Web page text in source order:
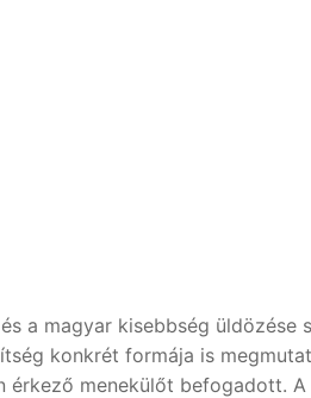
a magyar kisebbség
konkrét formája is
érkező menekülőt